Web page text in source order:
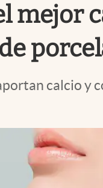
calcio y